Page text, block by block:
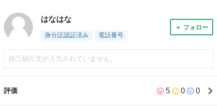
はなはな
身分証認証済み 電話番号
＋ フォロー
自己紹介文が入力されていません。
評価 5 0 0